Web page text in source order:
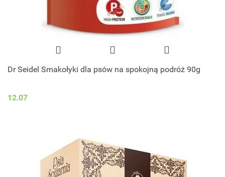
Dr Seidel Smakołyki dla psów na spokojną podróż 90g
12.07